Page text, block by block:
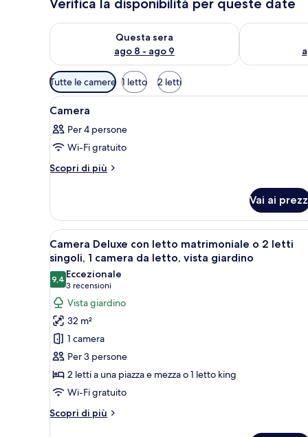
Questa sera
ago 8 - ago 9
Verifica la disponibilità per questa sera, ago 8 - ago 9
Verifica la
Filtri
disponibili
per
camere
Tutte le camere 1 letto 2 letti
Apri
tutte
le
foto
per
Una camera d'albergo con
6
Camera
Per 4 persone
Wi-Fi gratuito
Scopri di più
Altri
Vai ai
Apri
tutte
le
foto
per
Camera
Deluxe
con
letto
matrimoniale
o
2
Camera d'albergo con due
9
Camera Deluxe con letto matrimoniale o 2 letti
singoli, 1 camera da letto, vista giardino
9,49,4 su 10
Eccezionale
3 recensioni
(3
recensioni)
Vista giardino
32 m²
1 camera
Per 3 persone
2 letti a una piazza e mezza o 1 letto king
Wi-Fi gratuito
Scopri di più
Altri